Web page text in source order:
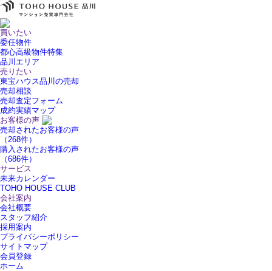
買いたい
委任物件
都心高級物件特集
品川エリア
売りたい
東宝ハウス品川の売却
売却相談
売却査定フォーム
成約実績マップ
お客様の声
売却されたお客様の声
（268件）
購入されたお客様の声
（686件）
サービス
未来カレンダー
TOHO HOUSE CLUB
会社案内
会社概要
スタッフ紹介
採用案内
プライバシーポリシー
サイトマップ
会員登録
ホーム